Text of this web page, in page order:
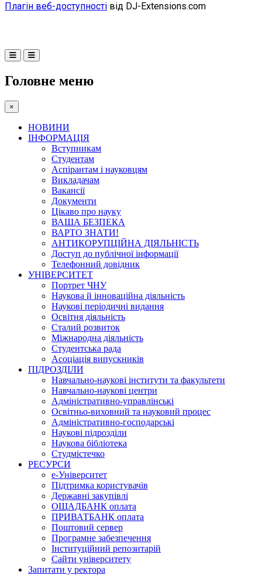
Плагін веб-доступності від DJ-Extensions.com
Головне меню
×
НОВИНИ
ІНФОРМАЦІЯ
Вступникам
Студентам
Аспірантам і науковцям
Викладачам
Вакансії
Документи
Цікаво про науку
ВАША БЕЗПЕКА
ВАРТО ЗНАТИ!
АНТИКОРУПЦІЙНА ДІЯЛЬНІСТЬ
Доступ до публічної інформації
Телефонний довідник
УНІВЕРСИТЕТ
Портрет ЧНУ
Наукова й інноваційна діяльність
Наукові періодичні видання
Освітня діяльність
Сталий розвиток
Міжнародна діяльність
Студентська рада
Асоціація випускників
ПІДРОЗДІЛИ
Навчально-наукові інститути та факультети
Навчально-наукові центри
Адміністративно-управлінські
Освітньо-виховний та науковий процес
Адміністративно-господарські
Наукові підрозділи
Наукова бібліотека
Студмістечко
РЕСУРСИ
е-Університет
Підтримка користувачів
Державні закупівлі
ОЩАДБАНК оплата
ПРИВАТБАНК оплата
Поштовий сервер
Програмне забезпечення
Інституційний репозитарій
Сайти університету
Запитати у ректора